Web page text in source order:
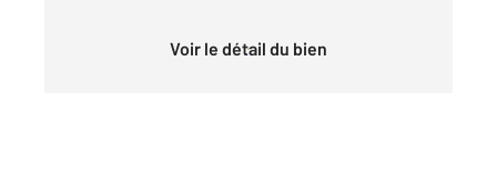
Voir le détail du bien